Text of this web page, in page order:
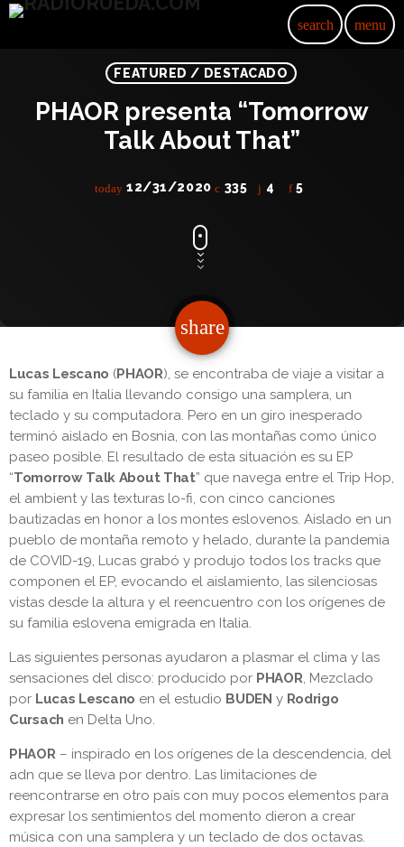
search menu
FEATURED / DESTACADO
PHAOR presenta “Tomorrow
Talk About That”
today 12/31/2020 335 4 5
share
email
Lucas Lescano (PHAOR), se encontraba de viaje a visitar a
su familia en Italia llevando consigo una samplera, un
teclado y su computadora. Pero en un giro inesperado
terminó aislado en Bosnia, con las montañas como único
paseo posible. El resultado de esta situación es su EP
“Tomorrow Talk About That” que navega entre el Trip Hop,
el ambient y las texturas lo-fi, con cinco canciones
bautizadas en honor a los montes eslovenos. Aislado en un
pueblo de montaña remoto y helado, durante la pandemia
de COVID-19, Lucas grabó y produjo todos los tracks que
componen el EP, evocando el aislamiento, las silenciosas
vistas desde la altura y el reencuentro con los orígenes de
su familia eslovena emigrada en Italia.
Las siguientes personas ayudaron a plasmar el clima y las
sensaciones del disco: producido por PHAOR, Mezclado
por Lucas Lescano en el estudio BUDEN y Rodrigo
Cursach en Delta Uno.
PHAOR– inspirado en los orígenes de la descendencia, del
adn que se lleva por dentro. Las limitaciones de
reencontrarse en otro país con muy pocos elementos para
expresar los sentimientos del momento dieron a crear
música con una samplera y un teclado de dos octavas.